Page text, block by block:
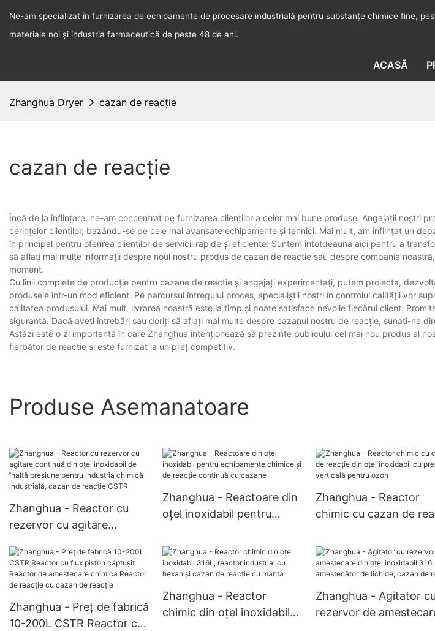
Ne-am specializat în furnizarea de echipamente de procesare industrială pentru substanțe chimice fine,
materiale noi și industria farmaceutică de peste 48 de ani.
ACASĂ
Zhanghua Dryer cazan de reacție
cazan de reacție
Încă de la înființare, ne-am concentrat pe furnizarea clienților a celor mai bune produse. Angajații noștri
cerințelor clienților, bazându-se pe cele mai avansate echipamente și tehnici. Mai mult, am înființat un
în principal pentru oferirea clienților de servicii rapide și eficiente. Suntem întotdeauna aici pentru a
să aflați mai multe informații despre noul nostru produs de cazan de reacție sau despre compania
moment.
Cu linii complete de producție pentru cazane de reacție și angajați experimentați, putem proiecta,
produsele într-un mod eficient. Pe parcursul întregului proces, specialiștii noștri în controlul calității vor
calitatea produsului. Mai mult, livrarea noastră este la timp și poate satisface nevoile fiecărui client.
siguranță. Dacă aveți întrebări sau doriți să aflați mai multe despre cazanul nostru de reacție, sunați-ne
Astăzi este o zi importantă în care Zhanghua intenționează să prezinte publicului cel mai nou produs al
fierbător de reacție și este furnizat la un preț competitiv.
Produse Asemanatoare
Zhanghua - Reactor cu
rezervor cu agitare
de înaltă presiune pentru
industria chimică
industrială, cazan de
reacție CSTR
Zhanghua - Reactoare din
oțel inoxidabil pentru
reacție continuă cu cazane
Zhanghua - Reactor
chimic cu cazan de
presiune verticală
ozon
Zhanghua - Preț de fabrică
10-200L CSTR Reactor cu
Zhanghua - Reactor
chimic din oțel inoxidabil
Zhanghua - Agitator cu
rezervor de